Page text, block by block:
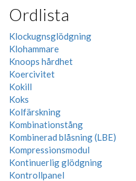
Ordlista
Klockugnsglödgning
Klohammare
Knoops hårdhet
Koercivitet
Kokill
Koks
Kolfärskning
Kombinationstång
Kombinerad blåsning (LBE)
Kompressionsmodul
Kontinuerlig glödgning
Kontrollpanel